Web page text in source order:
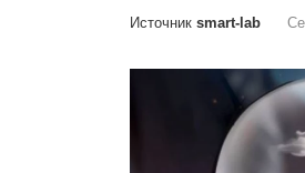
Источник smart-lab